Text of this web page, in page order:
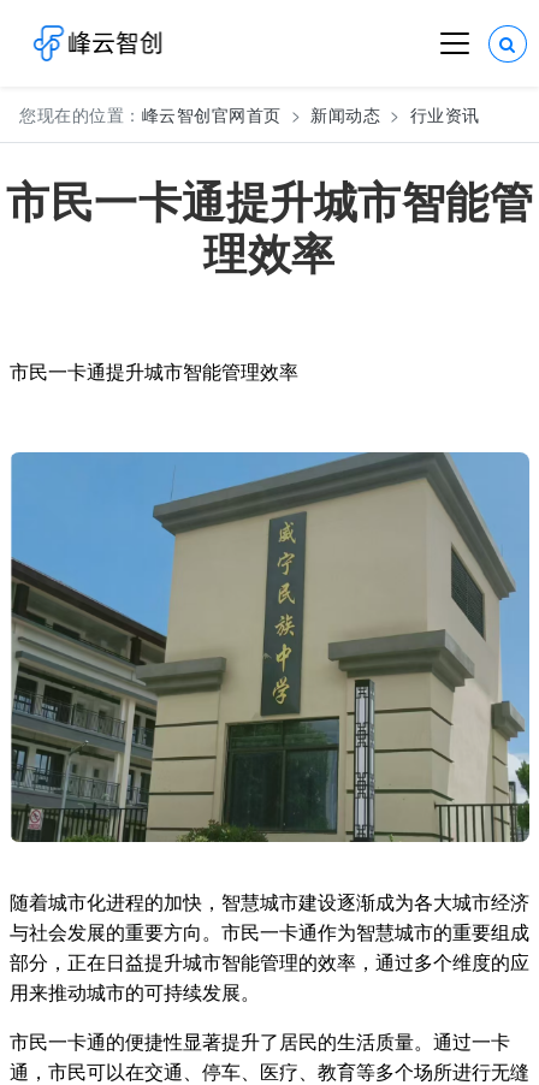
您现在的位置： 峰云智创官网首页 新闻动态 行业资讯
市民一卡通提升城市智能管
理效率
市民一卡通提升城市智能管理效率
随着城市化进程的加快，智慧城市建设逐渐成为各大城市经济
与社会发展的重要方向。市民一卡通作为智慧城市的重要组成
部分，正在日益提升城市智能管理的效率，通过多个维度的应
用来推动城市的可持续发展。
市民一卡通的便捷性显著提升了居民的生活质量。通过一卡
通，市民可以在交通、停车、医疗、教育等多个场所进行无缝